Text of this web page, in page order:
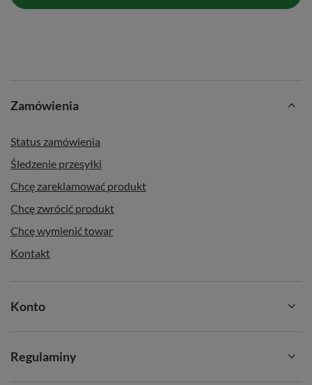
Zamówienia
Status zamówienia
Śledzenie przesyłki
Chcę zareklamować produkt
Chcę zwrócić produkt
Chcę wymienić towar
Kontakt
Konto
Regulaminy